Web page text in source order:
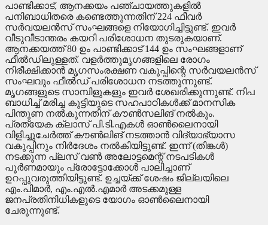
പാണ്ടിക്കാട്, ആനക്കയം പഞ്ചായത്തുകളില്‍
പനിബാധിതരെ കണ്ടെത്തുന്നതിന് 224 ഫീവര്‍
സര്‍വയലന്‍സ് സംഘങ്ങളെ നിയോഗിച്ചിട്ടുണ്ട്. ഇവര്‍
വീടുവീടാന്തരം കയറി പരിശോധന തുടരുകയാണ്.
ആനക്കയത്ത് 80 ഉം പാണ്ടിക്കാട് 144 ഉം സംഘങ്ങളാണ്
ഫീല്‍ഡിലുള്ളത്. വളര്‍ത്തുമൃഗങ്ങളിലെ രോഗം
നിരീക്ഷിക്കാന്‍ മൃഗസംരക്ഷണ വകുപ്പിന്റെ സര്‍വയലന്‍സ്
സംഘവും ഫീല്‍ഡ് പരിശോധന നടത്തുന്നുണ്ട്.
മൃഗങ്ങളുടെ സാമ്പിളുകളും ഇവര്‍ ശേഖരിക്കുന്നുണ്ട്. നിപ
ബാധിച്ച് മരിച്ച കുട്ടിയുടെ സഹപാഠികള്‍ക്ക് മാനസിക
പിന്തുണ നല്‍കുന്നതിന് കൗണ്‍സലിങ് നല്‍കും.
പ്രത്യേക ക്ലാസ് പി.ടി.എകള്‍ ഓണ്‍ലൈനായി
വിളിച്ചുചേര്‍ത്ത് കൗണ്‍ലിങ് നടത്താന്‍ വിദ്യാഭ്യാസ
വകുപ്പിനും നിര്‍ദേശം നല്‍കിയിട്ടുണ്ട്. ഇന്ന് (തിങ്കള്‍)
നടക്കുന്ന പ്ലസ് വണ്‍ അലോട്ടമെന്റ് നടപടികള്‍
പൂര്‍ണമായും പ്രോട്ടോക്കോള്‍ പാലിച്ചാണ്
ഉറപ്പുവരുത്തിയിട്ടുണ്ട്. ഉച്ചയ്ക്ക് ശേഷം ജില്ലയിലെ
എം.പിമാര്‍, എം.എല്‍.എമാര്‍ അടക്കമുള്ള
ജനപ്രതിനിധികളുടെ യോഗം ഓണ്‍ലൈനായി
ചേരുന്നുണ്ട്.